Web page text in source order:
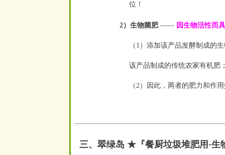
位！
2）生物菌肥—— 因生物活性而
（1）添加该产品发酵制成的
该产品制成的传统农家有机肥
（2）因此，两者的肥力和作
三、翠绿岛 ★『餐厨垃圾堆肥用 ·生